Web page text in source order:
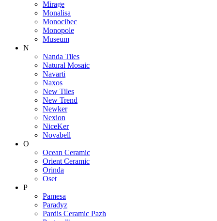
Mirage
Monalisa
Monocibec
Monopole
Museum
N
Nanda Tiles
Natural Mosaic
Navarti
Naxos
New Tiles
New Trend
Newker
Nexion
NiceKer
Novabell
O
Ocean Ceramic
Orient Ceramic
Orinda
Oset
P
Pamesa
Paradyz
Pardis Ceramic Pazh